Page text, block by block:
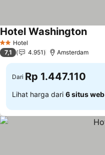
2 Bintang
Hotel
Hotel Washington
7,1 4.951 Amsterdam
Dari Rp 1.447.110
Lihat harga dari 6 situs web